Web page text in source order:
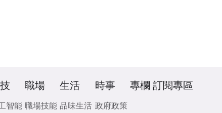
智能
職場
職場技能
生活
品味生活
時事
政府政策
專欄 訂閱專區